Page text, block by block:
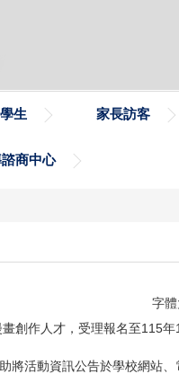
生 家長訪客
商中心
字
創作人才，受理報名至115年
將活動資訊公告於學校網站